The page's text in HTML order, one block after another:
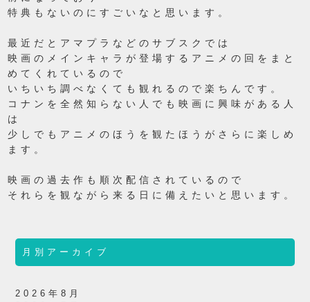
特典もないのにすごいなと思います。
最近だとアマプラなどのサブスクでは
映画のメインキャラが登場するアニメの回をまと
めてくれているので
いちいち調べなくても観れるので楽ちんです。
コナンを全然知らない人でも映画に興味がある人
は
少しでもアニメのほうを観たほうがさらに楽しめ
ます。
映画の過去作も順次配信されているので
それらを観ながら来る日に備えたいと思います。
月別アーカイブ
2026年8月